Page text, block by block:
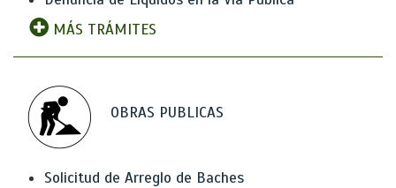
MÁS TRÁMITES
OBRAS PUBLICAS
Solicitud de Arreglo de Baches